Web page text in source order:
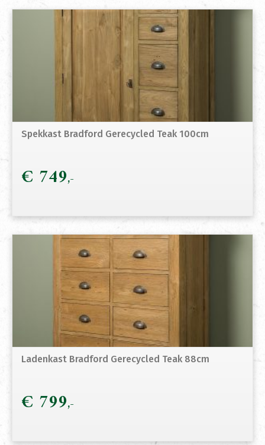
Spekkast Bradford Gerecycled Teak 100cm
€ 749
Ladenkast Bradford Gerecycled Teak 88cm
€ 799